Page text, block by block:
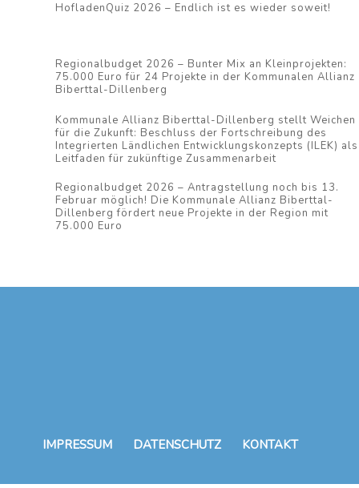
HofladenQuiz 2026 – Endlich ist es wieder soweit!
Regionalbudget 2026 – Bunter Mix an Kleinprojekten:
75.000 Euro für 24 Projekte in der Kommunalen Allianz
Biberttal-Dillenberg
Kommunale Allianz Biberttal-Dillenberg stellt Weichen
für die Zukunft: Beschluss der Fortschreibung des
Integrierten Ländlichen Entwicklungskonzepts (ILEK) als
Leitfaden für zukünftige Zusammenarbeit
Regionalbudget 2026 – Antragstellung noch bis 13.
Februar möglich! Die Kommunale Allianz Biberttal-
Dillenberg fördert neue Projekte in der Region mit
75.000 Euro
IMPRESSUM DATENSCHUTZ KONTAKT